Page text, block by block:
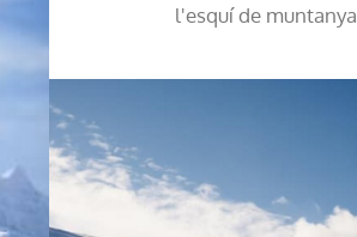
l'esquí de muntanya.